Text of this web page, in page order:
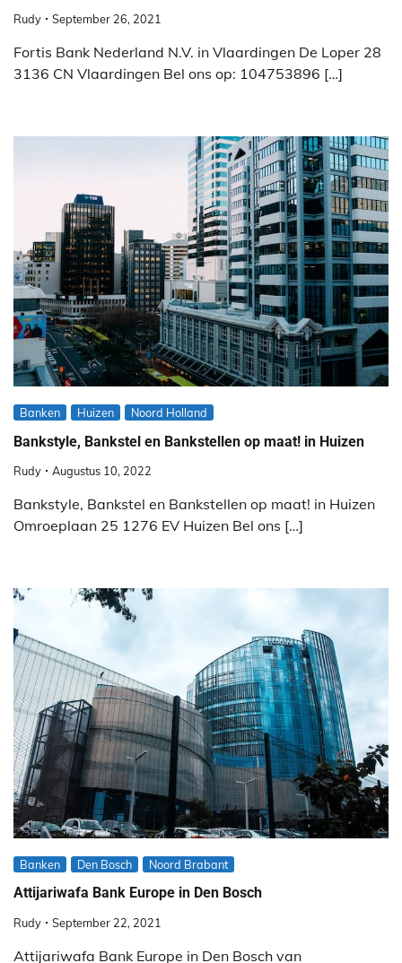
Rudy September 26, 2021
Fortis Bank Nederland N.V. in Vlaardingen De Loper 28
3136 CN Vlaardingen Bel ons op: 104753896 […]
Banken Huizen Noord Holland
Bankstyle, Bankstel en Bankstellen op maat! in Huizen
Rudy Augustus 10, 2022
Bankstyle, Bankstel en Bankstellen op maat! in Huizen
Omroeplaan 25 1276 EV Huizen Bel ons […]
Banken Den Bosch Noord Brabant
Attijariwafa Bank Europe in Den Bosch
Rudy September 22, 2021
Attijariwafa Bank Europe in Den Bosch van